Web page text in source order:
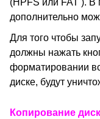
(HPFS или FAT ).
дополнительно
Для того чтобы
должны нажать
форматировании
диске, будут
Копирование